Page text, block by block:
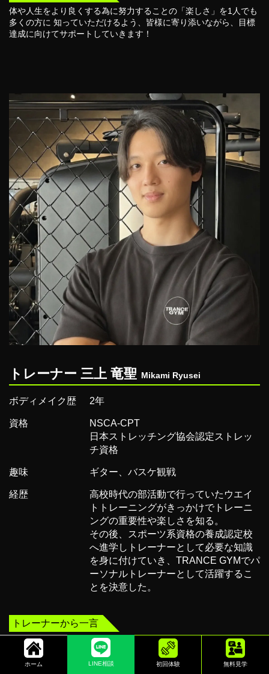
体や⼈⽣をより良くする為に努⼒することの「楽しさ」を1⼈でも
多くの⽅に 知っていただけるよう、皆様に寄り添いながら、⽬標
達成に向けてサポートしていきます！
トレーナー 三上 竜聖 Mikami Ryusei
ボディメイク歴 2年
資格
NSCA-CPT
日本ストレッチング協会認定ストレッ
チ資格
趣味 ギター、バスケ観戦
経歴
高校時代の部活動で行っていたウエイ
トトレーニングがきっかけでトレーニ
ングの重要性や楽しさを知る。
その後、スポーツ系資格の養成認定校
へ進学しトレーナーとして必要な知識
を身に付けていき、TRANCE GYMでパ
ーソナルトレーナーとして活躍するこ
とを決意した。
トレーナーから一言
私自身、トレーニングを始めた当初は苦手意識がありましたが、
続けていく中で少しずつ身体の変化やトレーニングの楽しさを実
感できるようになりました。
ホーム LINE相談 初回体験 無料見学